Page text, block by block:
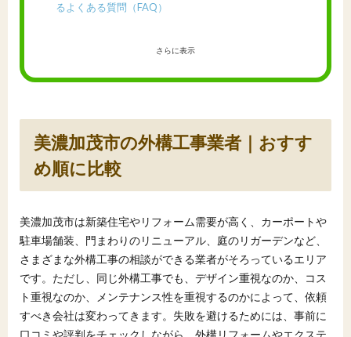
るよくある質問（FAQ）
さらに表示
美濃加茂市の外構工事業者｜おすす
め順に比較
美濃加茂市は新築住宅やリフォーム需要が高く、カーポートや
駐車場舗装、門まわりのリニューアル、庭のリガーデンなど、
さまざまな外構工事の相談ができる業者がそろっているエリア
です。ただし、同じ外構工事でも、デザイン重視なのか、コス
ト重視なのか、メンテナンス性を重視するのかによって、依頼
すべき会社は変わってきます。失敗を避けるためには、事前に